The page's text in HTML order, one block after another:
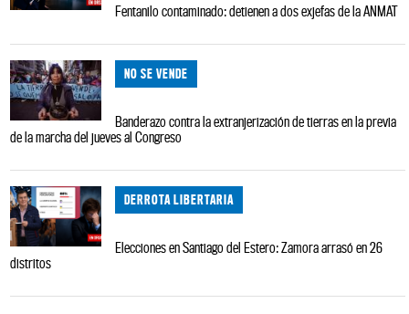
Fentanilo contaminado: detienen a dos exjefas de la ANMAT
NO SE VENDE
Banderazo contra la extranjerización de tierras en la previa
de la marcha del jueves al Congreso
DERROTA LIBERTARIA
Elecciones en Santiago del Estero: Zamora arrasó en 26
distritos